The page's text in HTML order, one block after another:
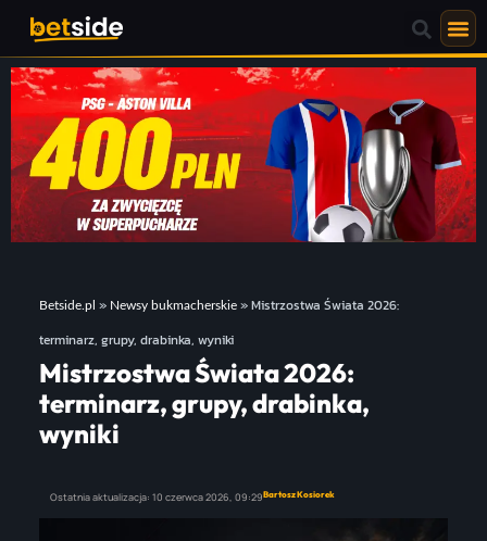
Betside.pl » Newsy bukmacherskie»Mistrzostwa Świata 2026:
terminarz, grupy, drabinka, wyniki
Mistrzostwa Świata 2026:
terminarz, grupy, drabinka,
wyniki
Ostatnia aktualizacja: 10 czerwca 2026, 09:29Bartosz Kosiorek